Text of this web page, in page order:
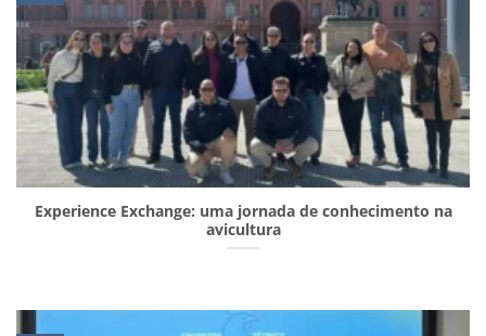
Experience Exchange: uma jornada de conhecimento na
avicultura